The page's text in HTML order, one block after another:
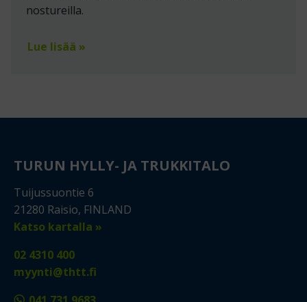
nostureilla.
Lue lisää »
TURUN HYLLY- JA TRUKKITALO
Tuijussuontie 6
21280 Raisio, FINLAND
Katso kartalla »
02 4310 400
myynti@thtt.fi